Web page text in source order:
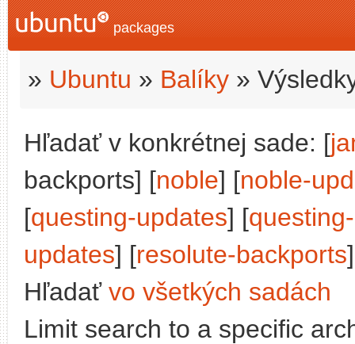
packages
» Ubuntu » Balíky »
Hľadať v konkrétnej sade: [
backports] [noble] [noble-
[questing-updates] [
updates] [resolute-backports
Hľadať vo všetkých sadách
Limit search to a specific